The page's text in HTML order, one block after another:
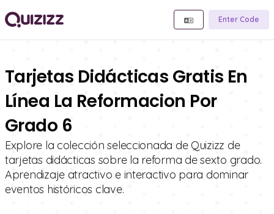
Enter Code
Tarjetas Didácticas Gratis En
Línea La Reformacion Por
Grado 6
Explore la colección seleccionada de Quizizz de
tarjetas didácticas sobre la reforma de sexto grado.
Aprendizaje atractivo e interactivo para dominar
eventos históricos clave.